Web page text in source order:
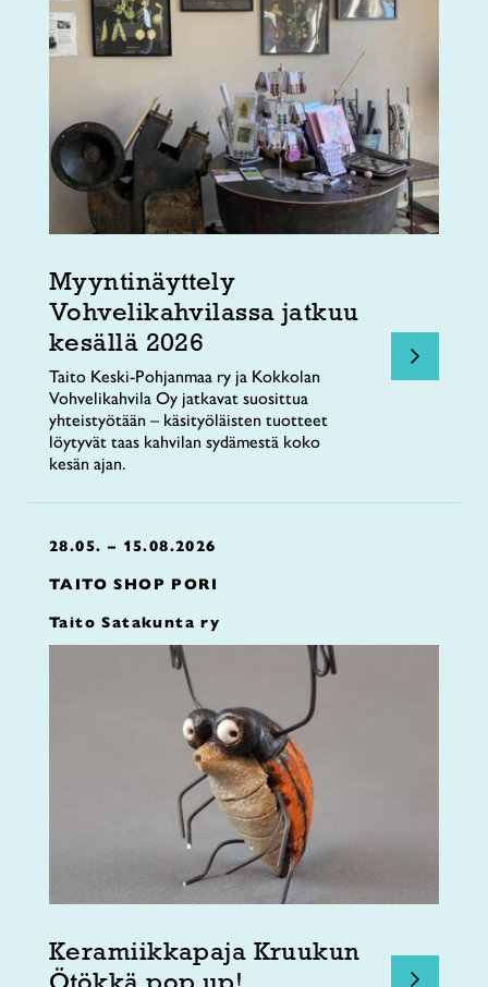
Myyntinäyttely
Vohvelikahvilassa jatkuu
kesällä 2026
Taito Keski-Pohjanmaa ry ja Kokkolan
Vohvelikahvila Oy jatkavat suosittua
yhteistyötään – käsityöläisten tuotteet
löytyvät taas kahvilan sydämestä koko
kesän ajan.
28.05. – 15.08.2026
TAITO SHOP PORI
Taito Satakunta ry
Keramiikkapaja Kruukun